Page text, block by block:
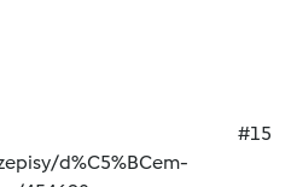
#15
d%C5%BCem-